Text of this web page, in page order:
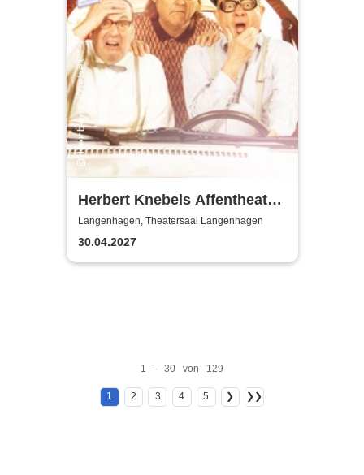
Herbert Knebels Affentheater
- Voll Karacho!
Langenhagen, Theatersaal Langenhagen
30.04.2027
1 - 30 von 129
1 2 3 4 5 ❯ ❯❯